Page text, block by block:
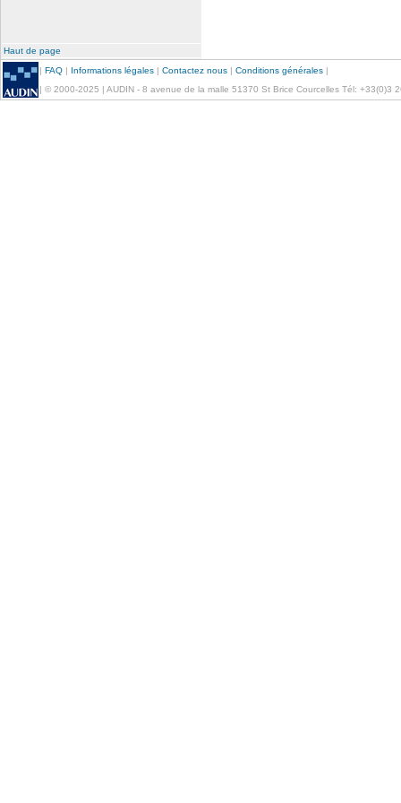
Haut de page
| FAQ | Informations légales | Contactez nous | Conditions générales |
| © 2000-2025 | AUDIN - 8 avenue de la malle 51370 St Brice Courcelles Tél: